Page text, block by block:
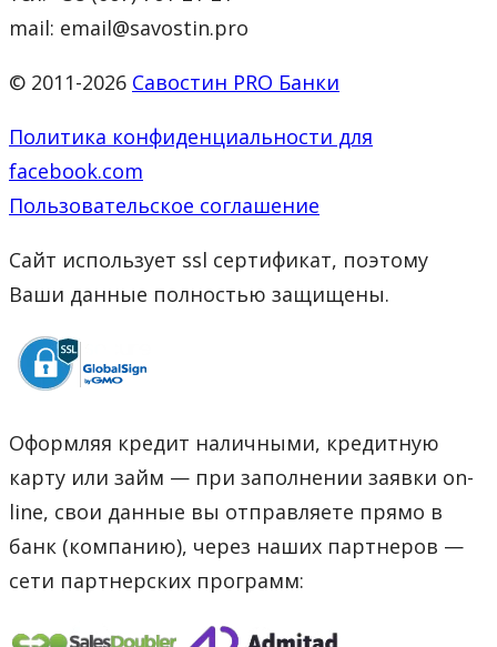
mail: email@savostin.pro
© 2011-2026 Савостин PRO Банки
Политика конфиденциальности для
facebook.com
Пользовательское соглашение
Сайт использует ssl сертификат, поэтому
Ваши данные полностью защищены.
Оформляя кредит наличными, кредитную
карту или займ — при заполнении заявки on-
line, свои данные вы отправляете прямо в
банк (компанию), через наших партнеров —
сети партнерских программ: